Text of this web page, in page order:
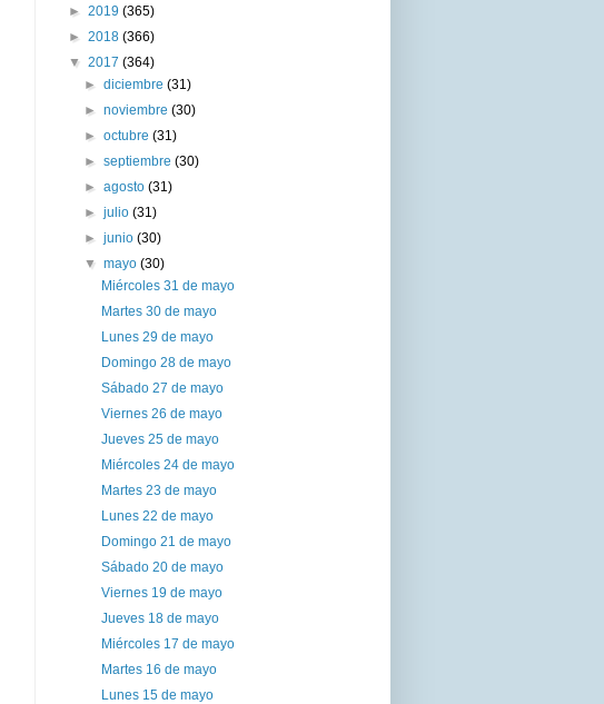
► 2019 (365)
► 2018 (366)
▼ 2017 (364)
►diciembre(31)
►noviembre(30)
►octubre(31)
►septiembre(30)
►agosto(31)
►julio(31)
►junio(30)
▼mayo(30)
Miércoles 31 de mayo
Martes 30 de mayo
Lunes 29 de mayo
Domingo 28 de mayo
Sábado 27 de mayo
Viernes 26 de mayo
Jueves 25 de mayo
Miércoles 24 de mayo
Martes 23 de mayo
Lunes 22 de mayo
Domingo 21 de mayo
Sábado 20 de mayo
Viernes 19 de mayo
Jueves 18 de mayo
Miércoles 17 de mayo
Martes 16 de mayo
Lunes 15 de mayo